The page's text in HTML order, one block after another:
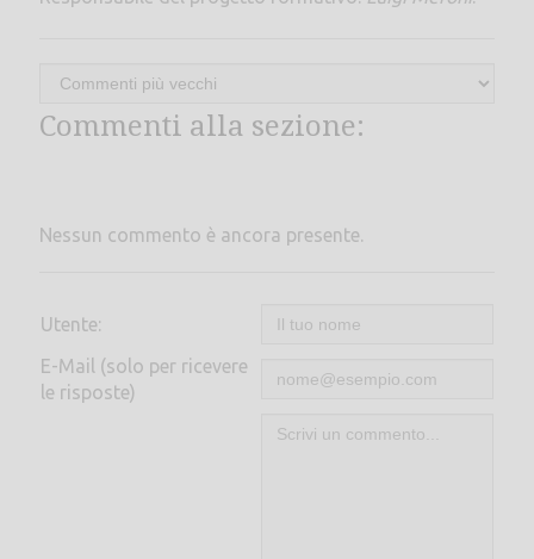
Commenti alla sezione:
Nessun commento è ancora presente.
Utente:
E-Mail (solo per ricevere
le risposte)